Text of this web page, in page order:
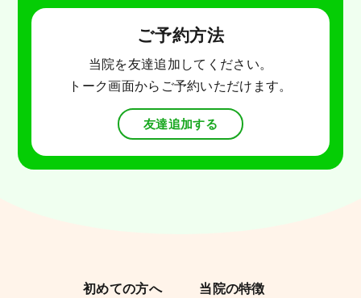
ご予約方法
当院を友達追加してください。
トーク画面からご予約いただけます。
友達追加する
初めての方へ
当院の特徴